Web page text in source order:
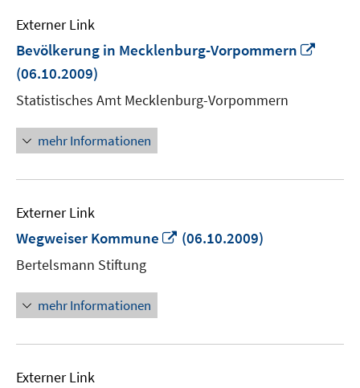
Externer Link
Bevölkerung in Mecklenburg-Vorpommern
(06.10.2009)
Statistisches Amt Mecklenburg-Vorpommern
mehr Informationen
Externer Link
Wegweiser Kommune
In
(06.10.2009)
Bertelsmann Stiftung
mehr Informationen
Externer Link